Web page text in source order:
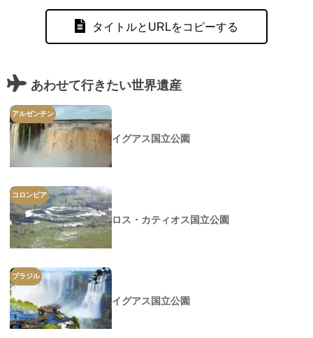
タイトルとURLをコピーする
あわせて行きたい世界遺産
アルゼンチン
イグアス国立公園
コロンビア
ロス・カティオス国立公園
ブラジル
イグアス国立公園